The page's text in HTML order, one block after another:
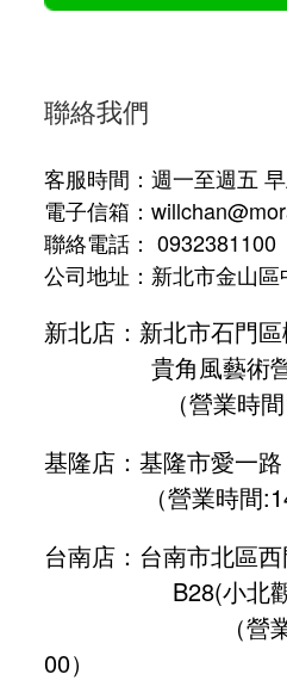
聯絡我們
客服時間：週一至週五
電子信箱：
聯絡電話： 0932381100
公司地址：新北市金山
新北店：新北市石門
貴角風藝術營區
（營業時間11
基隆店：基隆市愛一路
（營業時間:
台南店：台南市北區
B28(小
（
00）